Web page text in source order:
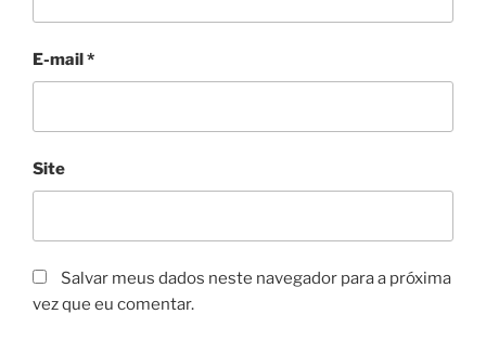
E-mail*
Site
Salvar meus dados neste navegador para a próxima
vez que eu comentar.